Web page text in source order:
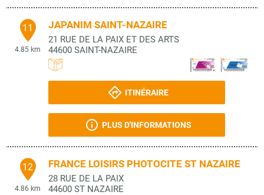
11
4.85 km
JAPANIM SAINT-NAZAIRE
21 RUE DE LA PAIX ET DES ARTS
44600 SAINT-NAZAIRE
ITINÉRAIRE
PLUS D'INFORMATIONS
12
4.86 km
FRANCE LOISIRS PHOTOCITE ST NAZAIRE
28 RUE DE LA PAIX
44600 ST NAZAIRE